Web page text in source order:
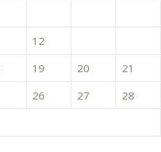
12
19 20
21
26 27
28